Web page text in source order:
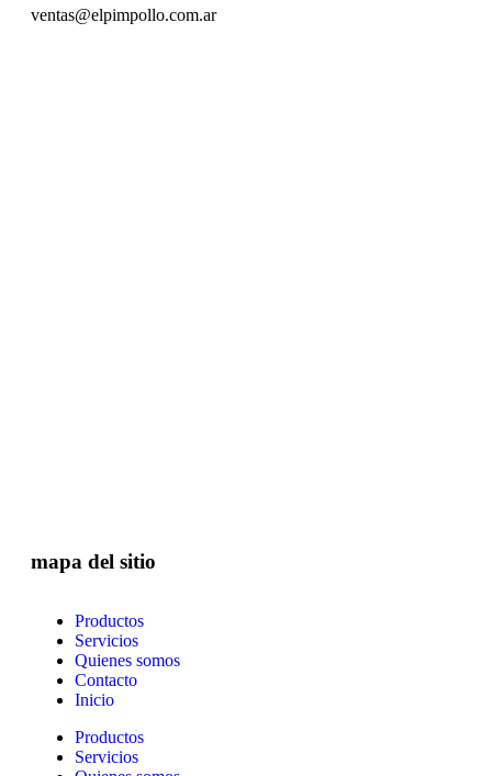
ventas@elpimpollo.com.ar
mapa del sitio
Productos
Servicios
Quienes somos
Contacto
Inicio
Productos
Servicios